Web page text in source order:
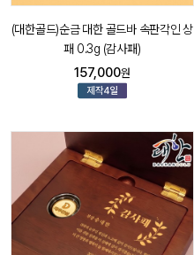
(대한골드)순금 대한 골드바 속판각인 상
패 0.3g (감사패)
157,000원